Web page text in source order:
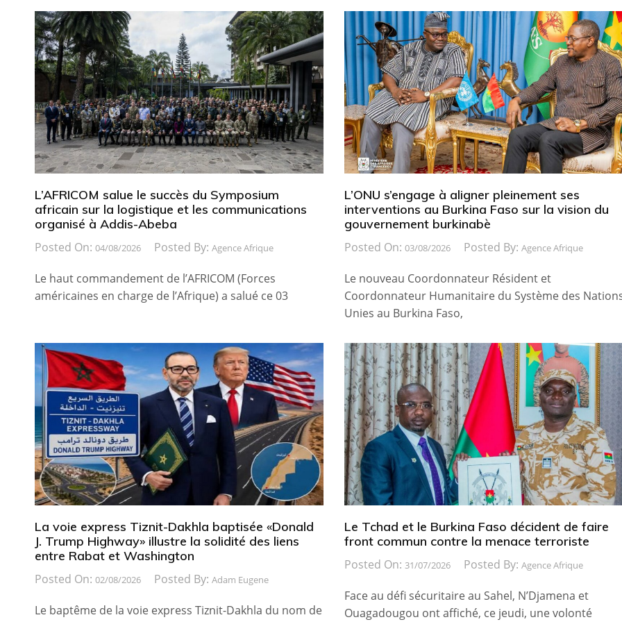
L’AFRICOM salue le succès du Symposium
africain sur la logistique et les communications
organisé à Addis-Abeba
Posted On: 04/08/2026 Posted By: Agence Afrique
Le haut commandement de l’AFRICOM (Forces
américaines en charge de l’Afrique) a salué ce 03
L’ONU s’engage à aligner pleinement ses
interventions au Burkina Faso sur la vision du
gouvernement burkinabè
Posted On: 03/08/2026 Posted By: Agence Afrique
Le nouveau Coordonnateur Résident et
Coordonnateur Humanitaire du Système des
Unies au Burkina Faso,
La voie express Tiznit-Dakhla baptisée «Donald
J. Trump Highway» illustre la solidité des liens
entre Rabat et Washington
Posted On: 02/08/2026 Posted By: Adam Eugene
Le baptême de la voie express Tiznit-Dakhla du nom de
Le Tchad et le Burkina Faso décident de faire
front commun contre la menace terroriste
Posted On: 31/07/2026 Posted By: Agence Afrique
Face au défi sécuritaire au Sahel, N’Djamena et
Ouagadougou ont affiché, ce jeudi, une volonté